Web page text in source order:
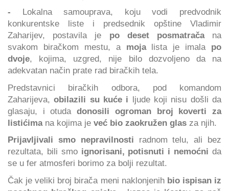
-
Lokalna samouprava, koju vodi predvodnik
konkurentske liste i predsednik opštine Vladimir
Zaharijev, postavila je po deset posmatrača na
svakom biračkom mestu, a mojalista je imala po
dvoje, kojima, uzgred, nije bilo dozvoljeno da na
adekvatan način prate rad biračkih tela.
Predstavnici biračkih odbora, pod komandom
Zaharijeva,obilazili su kuće i ljude koji nisu došli da
glasaju, i otudadonosili ogroman broj koverti za
listićimana kojima je već bio zaokružen glas za njih.
Prijavljivali smo nepravilnosti radnom telu, ali bez
rezultata, bili smo ignorisani, potisnuti i nemoćni da
se u fer atmosferi borimo za bolji rezultat.
Čak je veliki broj birača meni naklonjenih bio ispisan iz